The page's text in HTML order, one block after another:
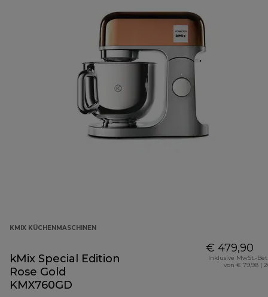
KMIX KÜCHENMASCHINEN
kMix Special Edition
Rose Gold
KMX760GD
€ 479,90
Inklusive MwSt.-
von € 79,98 (